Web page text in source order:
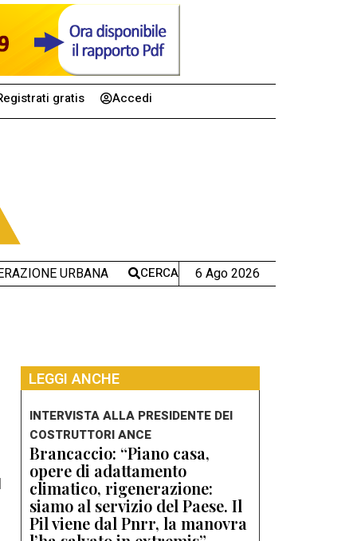
gratis Accedi
URBANA CERCA 6 Ago 2026
LEGGI ANCHE
INTERVISTA ALLA PRESIDENTE DEI
COSTRUTTORI ANCE
Brancaccio: “Piano casa,
opere di adattamento
climatico, rigenerazione:
siamo al servizio del Paese. Il
Pil viene dal Pnrr, la manovra